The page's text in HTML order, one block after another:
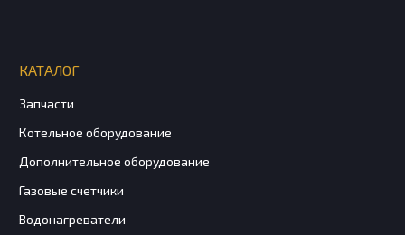
КАТАЛОГ
Запчасти
Котельное оборудование
Дополнительное оборудование
Газовые счетчики
Водонагреватели